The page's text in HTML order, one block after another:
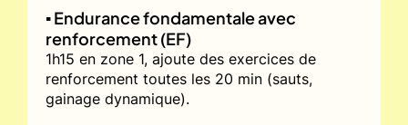
▪️ Endurance fondamentale avec
renforcement (EF)
1h15 en zone 1, ajoute des exercices de
renforcement toutes les 20 min (sauts,
gainage dynamique).